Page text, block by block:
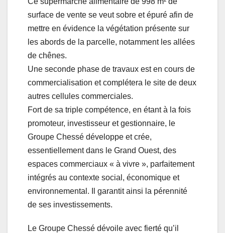
surface de vente se veut sobre et épuré afin de
mettre en évidence la végétation présente sur
les abords de la parcelle, notamment les allées
de chênes.
Une seconde phase de travaux est en cours de
commercialisation et complétera le site de deux
autres cellules commerciales.
Fort de sa triple compétence, en étant à la fois
promoteur, investisseur et gestionnaire, le
Groupe Chessé développe et crée,
essentiellement dans le Grand Ouest, des
espaces commerciaux « à vivre », parfaitement
intégrés au contexte social, économique et
environnemental. Il garantit ainsi la pérennité
de ses investissements.
Le Groupe Chessé dévoile avec fierté qu’il